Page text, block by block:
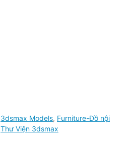
3dsmax Models, Furniture-Đồ nội
Thư Viện 3dsmax